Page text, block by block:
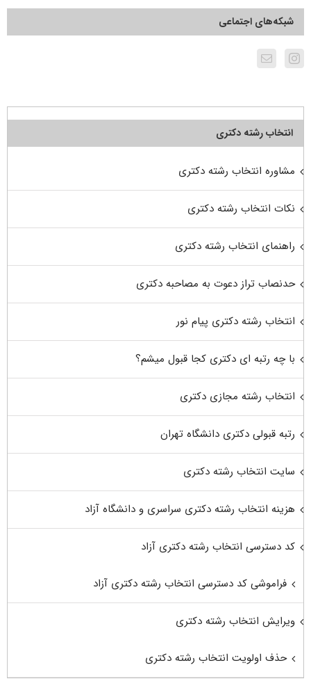
شبکه‌های اجتماعی
انتخاب رشته دکتری
مشاوره انتخاب رشته دکتری
نکات انتخاب رشته دکتری
راهنمای انتخاب رشته دکتری
حدنصاب تراز دعوت به مصاحبه دکتری
انتخاب رشته دکتری پیام نور
با چه رتبه ای دکتری کجا قبول میشم؟
انتخاب رشته مجازی دکتری
رتبه قبولی دکتری دانشگاه تهران
سایت انتخاب رشته دکتری
هزینه انتخاب رشته دکتری سراسری و دانشگاه آزاد
کد دسترسی انتخاب رشته دکتری آزاد
فراموشی کد دسترسی انتخاب رشته دکتری آزاد
ویرایش انتخاب رشته دکتری
حذف اولویت انتخاب رشته دکتری